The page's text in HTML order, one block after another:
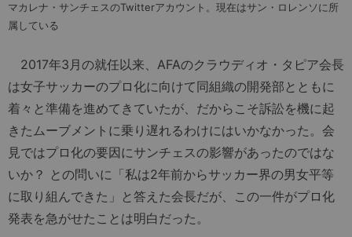
マカレナ・サンチェスのTwitterアカウント。現在はサン・ロレンソに所
属している
2017年3月の就任以来、AFAのクラウディオ・タピア会長
は女子サッカーのプロ化に向けて同組織の開発部とともに
着々と準備を進めてきていたが、だからこそ訴訟を機に起
きたムーブメントに乗り遅れるわけにはいかなかった。会
見ではプロ化の要因にサンチェスの影響があったのではな
いか？ との問いに「私は2年前からサッカー界の男女平等
に取り組んできた」と答えた会長だが、この一件がプロ化
発表を急がせたことは明白だった。